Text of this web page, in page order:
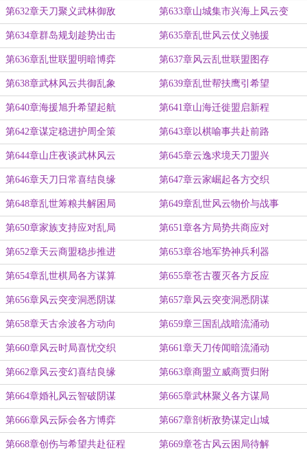
第632章天刀聚义武林御敌 第633章山城集市兴海上风云变
第634章群岛规划趁势出击 第635章乱世风云仗义驰援
第636章乱世联盟明暗博弈 第637章风云乱世联盟图存
第638章武林风云共御乱象 第639章乱世帮扶鹰引希望
第640章海援旭升希望起航 第641章山海迁徙盟启新程
第642章谋定稳进护周全策 第643章以棋喻事共赴前路
第644章山庄夜谈武林风云 第645章云逸求境天刀盟兴
第646章天刀日常喜结良缘 第647章云家崛起各方交织
第648章乱世筹粮共解困局 第649章乱世风云物价与战事
第650章家族支持应对乱局 第651章各方局势共商应对
第652章天云商盟稳步推进 第653章谷地军势神兵利器
第654章乱世棋局各方谋算 第655章苍古覆灭各方反应
第656章风云突变洞悉阴谋 第657章风云突变洞悉阴谋
第658章天古余波各方动向 第659章三国乱战暗流涌动
第660章风云时局喜忧交织 第661章天刀传闻暗流涌动
第662章风云变幻喜结良缘 第663章商盟立威商贾归附
第664章婚礼风云智破阴谋 第665章武林聚义各方谋局
第666章风云际会各方博弈 第667章剖析敌势谋定山城
第668章创伤与希望共赴征程 第669章苍古风云困局待解